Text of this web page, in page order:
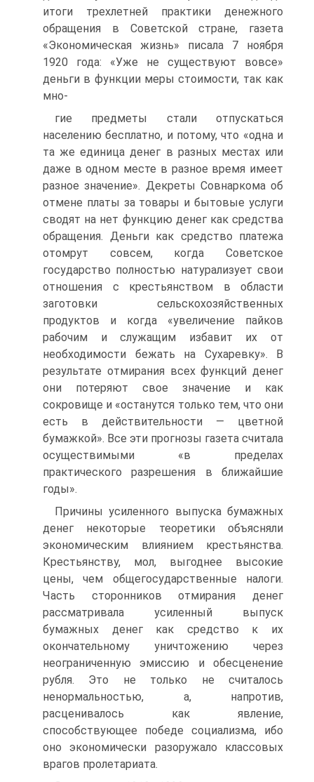
итоги трехлетней практики денежного
обращения в Советской стране, газета
«Экономическая жизнь» писала 7 ноября
1920 года: «Уже не существуют вовсе»
деньги в функции меры стоимости, так как
мно-
гие предметы стали отпускаться
населению бесплатно, и потому, что «одна и
та же единица денег в разных местах или
даже в одном месте в разное время имеет
разное значение». Декреты Совнаркома об
отмене платы за товары и бытовые услуги
сводят на нет функцию денег как средства
обращения. Деньги как средство платежа
отомрут совсем, когда Советское
государство полностью натурализует свои
отношения с крестьянством в области
заготовки сельскохозяйственных
продуктов и когда «увеличение пайков
рабочим и служащим избавит их от
необходимости бежать на Сухаревку». В
результате отмирания всех функций денег
они потеряют свое значение и как
сокровище и «останутся только тем, что они
есть в действительности — цветной
бумажкой». Все эти прогнозы газета считала
осуществимыми «в пределах
практического разрешения в ближайшие
годы».
Причины усиленного выпуска бумажных
денег некоторые теоретики объясняли
экономическим влиянием крестьянства.
Крестьянству, мол, выгоднее высокие
цены, чем общегосударственные налоги.
Часть сторонников отмирания денег
рассматривала усиленный выпуск
бумажных денег как средство к их
окончательному уничтожению через
неограниченную эмиссию и обесценение
рубля. Это не только не считалось
ненормальностью, а, напротив,
расценивалось как явление,
способствующее победе социализма, ибо
оно экономически разоружало классовых
врагов пролетариата.